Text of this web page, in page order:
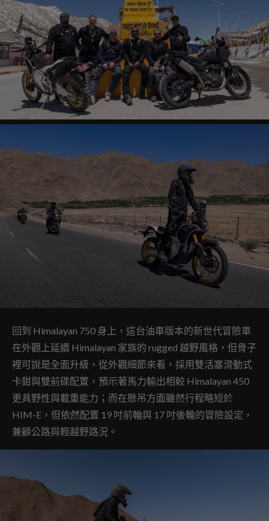
回到 Himalayan 750 身上，這台油車版本的新世代冒險車
在外觀上延續 Himalayan 家族的 rugged 越野風格，但骨子
裡可說是全面升級，從外觀細節來看，採用雙活塞滑動式
卡鉗與雙前碟配置，預示著馬力輸出相較 Himalayan 450
更具野性與載重能力；而在懸吊方面雖然行程略短於
HIM-E，但依然配置 19 吋前輪與 17 吋後輪的冒險設定，
兼顧公路與輕越野路況。